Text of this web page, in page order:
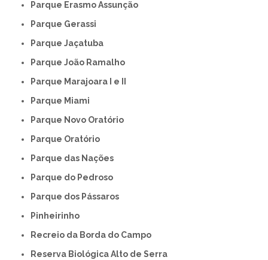
Parque Erasmo Assunção
Parque Gerassi
Parque Jaçatuba
Parque João Ramalho
Parque Marajoara I e II
Parque Miami
Parque Novo Oratório
Parque Oratório
Parque das Nações
Parque do Pedroso
Parque dos Pássaros
Pinheirinho
Recreio da Borda do Campo
Reserva Biológica Alto de Serra